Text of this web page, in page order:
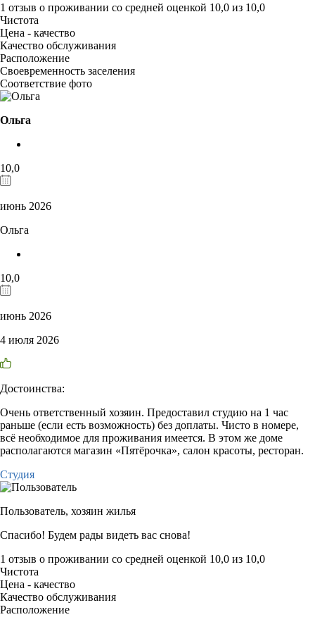
1 отзыв о проживании со средней оценкой 10,0 из 10,0
Чистота
Цена - качество
Качество обслуживания
Расположение
Своевременность заселения
Соответствие фото
Ольга
10,0
июнь 2026
Ольга
10,0
июнь 2026
4 июля 2026
Достоинства:
Очень ответственный хозяин. Предоставил студию на 1 час
раньше (если есть возможность) без доплаты. Чисто в номере,
всё необходимое для проживания имеется. В этом же доме
располагаются магазин «Пятёрочка», салон красоты, ресторан.
Студия
Пользователь, хозяин жилья
Спасибо! Будем рады видеть вас снова!
1 отзыв о проживании со средней оценкой 10,0 из 10,0
Чистота
Цена - качество
Качество обслуживания
Расположение